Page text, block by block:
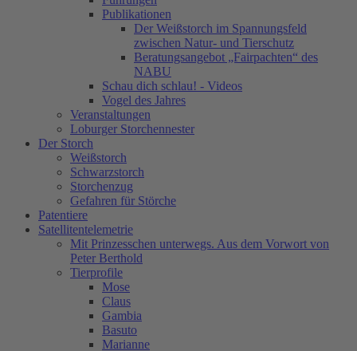
Publikationen
Der Weißstorch im Spannungsfeld
zwischen Natur- und Tierschutz
Beratungsangebot „Fairpachten“ des
NABU
Schau dich schlau! - Videos
Vogel des Jahres
Veranstaltungen
Loburger Storchennester
Der Storch
Weißstorch
Schwarzstorch
Storchenzug
Gefahren für Störche
Patentiere
Satellitentelemetrie
Mit Prinzesschen unterwegs. Aus dem Vorwort von
Peter Berthold
Tierprofile
Mose
Claus
Gambia
Basuto
Marianne